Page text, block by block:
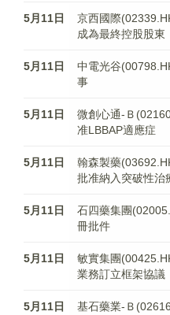
5月11日
京西國際
成為最終控股股東
5月11日
中電光谷
事
5月11日
微創心通-Ｂ
准LBBAP適應症
5月11日
翰森製藥
批准納入突破性治
5月11日
石四藥集團
冊批件
5月11日
敏實集團
業務訂立框架協議
5月11日
基石藥業-Ｂ